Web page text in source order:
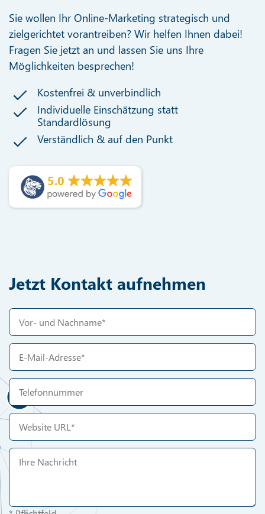
Sie wollen Ihr Online-Marketing strategisch und
zielgerichtet vorantreiben? Wir helfen Ihnen dabei!
Fragen Sie jetzt an und lassen Sie uns Ihre
Möglichkeiten besprechen!
Kostenfrei & unverbindlich
Individuelle Einschätzung statt
Standardlösung
Verständlich & auf den Punkt
5.0
Jetzt Kontakt aufnehmen